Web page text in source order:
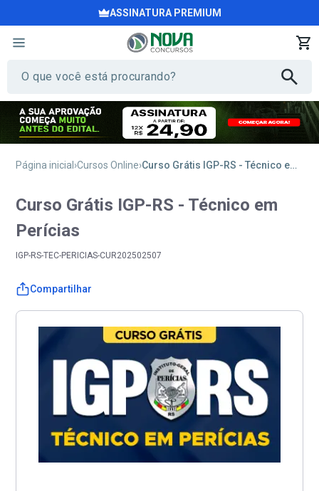
ASSINATURA PREMIUM
Página inicial Cursos Online Curso Grátis IGP-RS - Técnico em Perícias
Curso Grátis IGP-RS - Técnico em
Perícias
IGP-RS-TEC-PERICIAS-CUR202502507
Compartilhar